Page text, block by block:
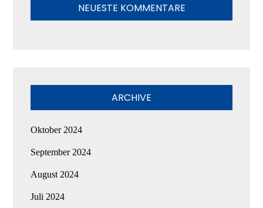
NEUESTE KOMMENTARE
ARCHIVE
Oktober 2024
September 2024
August 2024
Juli 2024